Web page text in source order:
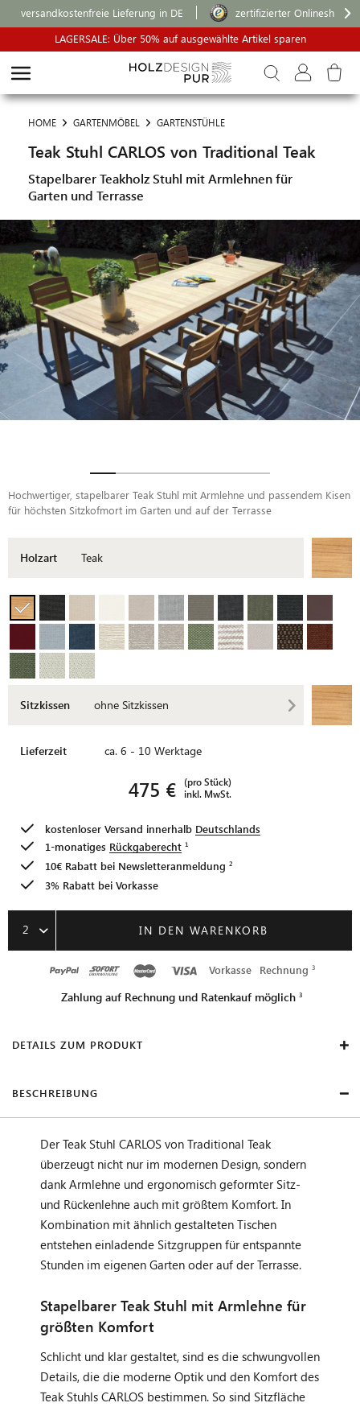
versandkostenfreie Lieferung in DE
zertifizierter Onlineshop
LAGERSALE: Über 50% auf ausgewählte Artikel sparen
HOME GARTENMÖBEL GARTENSTÜHLE
Teak Stuhl CARLOS von Traditional Teak
Stapelbarer Teakholz Stuhl mit Armlehnen für
Garten und Terrasse
Hochwertiger, stapelbarer Teak Stuhl mit Armlehne und passendem Kisen
für höchsten Sitzkofmort im Garten und auf der Terrasse
Holzart Teak
Sitzkissen ohne Sitzkissen
Lieferzeit ca. 6 - 10 Werktage
475 € inkl. MwSt.
(pro Stück)
kostenloser Versand innerhalb Deutschlands
1-monatiges Rückgaberecht
10€ Rabatt bei Newsletteranmeldung
3% Rabatt bei Vorkasse
2 IN DEN WARENKORB
Vorkasse Rechnung
Zahlung auf Rechnung und Ratenkauf möglich
DETAILS ZUM PRODUKT
BESCHREIBUNG
Der Teak Stuhl CARLOS von Traditional Teak
überzeugt nicht nur im modernen Design, sondern
dank Armlehne und ergonomisch geformter Sitz-
und Rückenlehne auch mit größtem Komfort. In
Kombination mit ähnlich gestalteten Tischen
entstehen einladende Sitzgruppen für entspannte
Stunden im eigenen Garten oder auf der Terrasse.
Stapelbarer Teak Stuhl mit Armlehne für
größten Komfort
Schlicht und klar gestaltet, sind es die schwungvollen
Details, die die moderne Optik und den Komfort des
Teak Stuhls CARLOS bestimmen. So sind Sitzfläche